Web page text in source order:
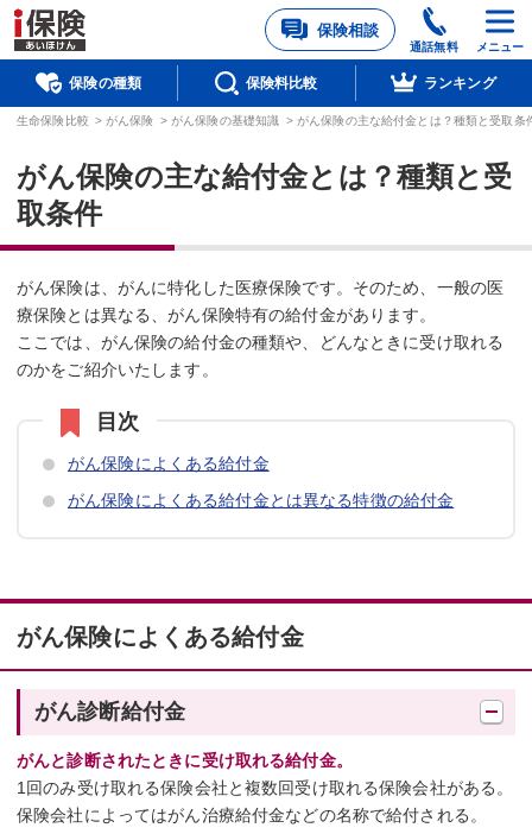
保険相談
通話無料 メニュー
保険の種類 保険料比較 ランキング
生命保険比較 > がん保険 > がん保険の基礎知識 > がん保険の主な給付金とは？種類と受取条
がん保険の主な給付金とは？種類と受
取条件
がん保険は、がんに特化した医療保険です。そのため、一般の医
療保険とは異なる、がん保険特有の給付金があります。
ここでは、がん保険の給付金の種類や、どんなときに受け取れる
のかをご紹介いたします。
がん保険によくある給付金
がん保険によくある給付金とは異なる特徴の給付金
がん保険によくある給付金
がん診断給付金
がんと診断されたときに受け取れる給付金。
1回のみ受け取れる保険会社と複数回受け取れる保険会社がある。
保険会社によってはがん治療給付金などの名称で給付される。